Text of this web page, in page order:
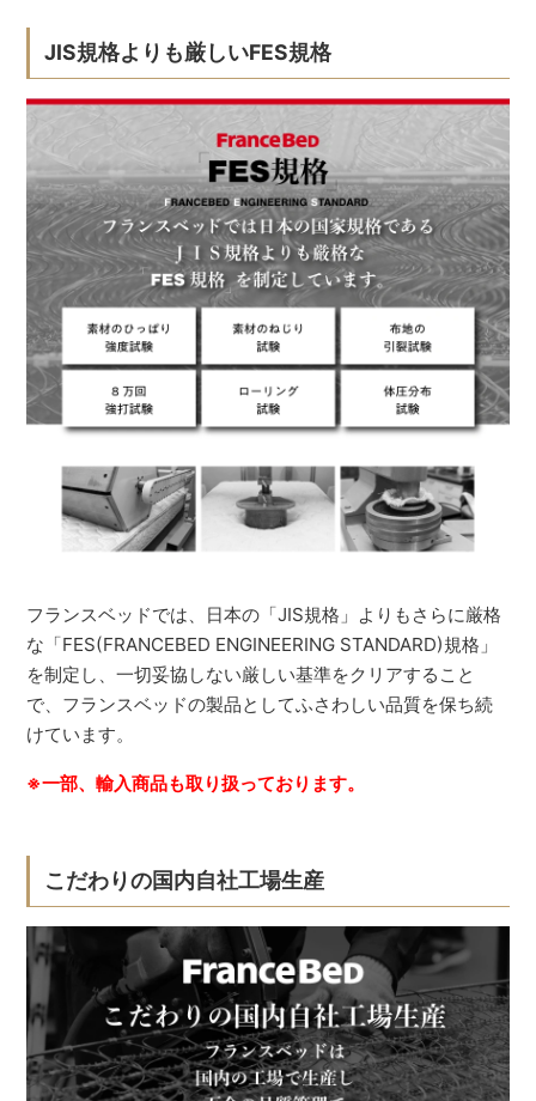
JIS規格よりも厳しいFES規格
フランスベッドでは、日本の「JIS規格」よりもさらに厳格
な「FES(FRANCEBED ENGINEERING STANDARD)規格」
を制定し、一切妥協しない厳しい基準をクリアすること
で、フランスベッドの製品としてふさわしい品質を保ち続
けています。
※一部、輸入商品も取り扱っております。
こだわりの国内自社工場生産